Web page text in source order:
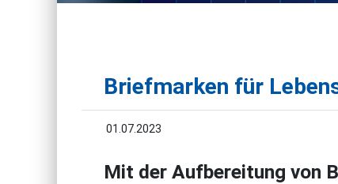
Briefmarken für
01.07.2023
Mit der Aufbereitung von